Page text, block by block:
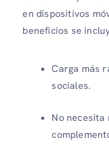
en dispositivos
beneficios se
Carga más
sociales.
No